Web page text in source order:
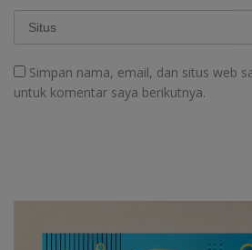
Simpan nama, email, dan situs web
untuk komentar saya berikutnya.